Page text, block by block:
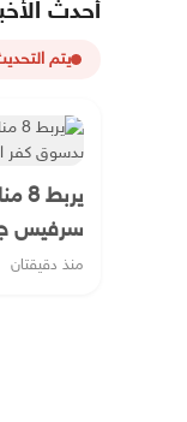
أحدث
يتم
سرفيس
منذ دقيقتان